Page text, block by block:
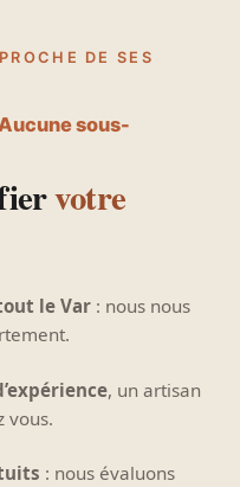
DE SES
sous-
votre
le Var : nous nous
, un artisan
vous.
: nous évaluons